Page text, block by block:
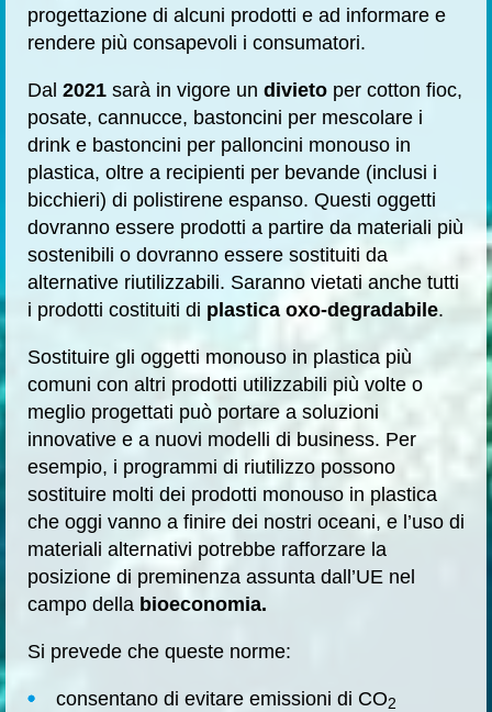
progettazione di alcuni prodotti e ad informare e
rendere più consapevoli i consumatori.
Dal 2021 sarà in vigore un divieto per cotton fioc,
posate, cannucce, bastoncini per mescolare i
drink e bastoncini per palloncini monouso in
plastica, oltre a recipienti per bevande (inclusi i
bicchieri) di polistirene espanso. Questi oggetti
dovranno essere prodotti a partire da materiali più
sostenibili o dovranno essere sostituiti da
alternative riutilizzabili. Saranno vietati anche tutti
i prodotti costituiti di plastica oxo-degradabile.
Sostituire gli oggetti monouso in plastica più
comuni con altri prodotti utilizzabili più volte o
meglio progettati può portare a soluzioni
innovative e a nuovi modelli di business. Per
esempio, i programmi di riutilizzo possono
sostituire molti dei prodotti monouso in plastica
che oggi vanno a finire dei nostri oceani, e l’uso di
materiali alternativi potrebbe rafforzare la
posizione di preminenza assunta dall’UE nel
campo della bioeconomia.
Si prevede che queste norme:
consentano di evitare emissioni di CO2